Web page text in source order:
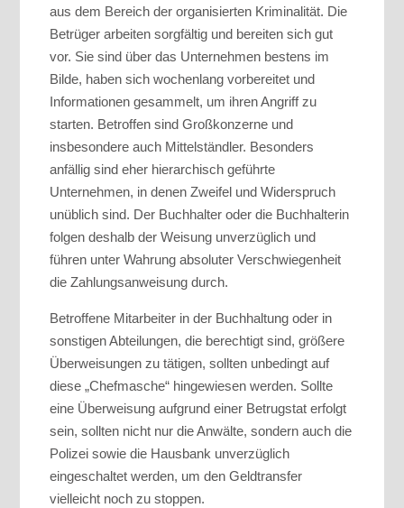
aus dem Bereich der organisierten Kriminalität. Die
Betrüger arbeiten sorgfältig und bereiten sich gut
vor. Sie sind über das Unternehmen bestens im
Bilde, haben sich wochenlang vorbereitet und
Informationen gesammelt, um ihren Angriff zu
starten. Betroffen sind Großkonzerne und
insbesondere auch Mittelständler. Besonders
anfällig sind eher hierarchisch geführte
Unternehmen, in denen Zweifel und Widerspruch
unüblich sind. Der Buchhalter oder die Buchhalterin
folgen deshalb der Weisung unverzüglich und
führen unter Wahrung absoluter Verschwiegenheit
die Zahlungsanweisung durch.
Betroffene Mitarbeiter in der Buchhaltung oder in
sonstigen Abteilungen, die berechtigt sind, größere
Überweisungen zu tätigen, sollten unbedingt auf
diese „Chefmasche“ hingewiesen werden. Sollte
eine Überweisung aufgrund einer Betrugstat erfolgt
sein, sollten nicht nur die Anwälte, sondern auch die
Polizei sowie die Hausbank unverzüglich
eingeschaltet werden, um den Geldtransfer
vielleicht noch zu stoppen.